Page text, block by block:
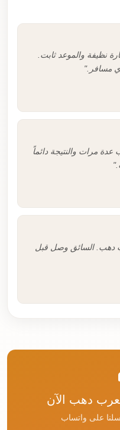
نظيفة والموعد ثابت.
مسافر."
مرات والنتيجة دائماً
دهب. السائق وصل قبل
دهب الآن